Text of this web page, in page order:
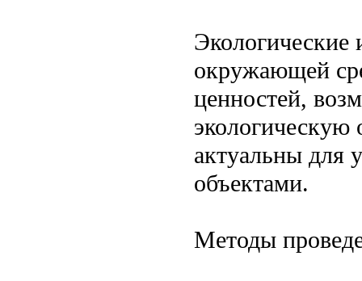
Экологические
окружающей
ценностей,
экологическую
актуальны для
объектами.
Методы